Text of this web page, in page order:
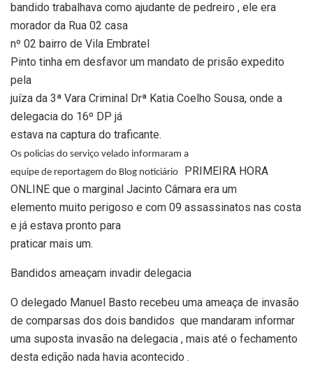
bandido trabalhava como ajudante de pedreiro , ele era
morador da Rua 02 casa
nº 02 bairro de Vila Embratel
Pinto tinha em desfavor um mandato de prisão expedito
pela
juíza da 3ª Vara Criminal Drª Katia Coelho Sousa, onde a
delegacia do 16º DP já
estava na captura do traficante.
Os policias do serviço velado informaram a
equipe de reportagem do Blog noticiário
PRIMEIRA HORA
ONLINE que o marginal Jacinto Câmara era um
elemento muito perigoso e com 09 assassinatos nas costa
e já estava pronto para
praticar mais um.
Bandidos ameaçam invadir delegacia
O delegado Manuel Basto recebeu uma ameaça de invasão
de comparsas dos dois bandidos que mandaram informar
uma suposta invasão na delegacia , mais até o fechamento
desta edição nada havia acontecido .